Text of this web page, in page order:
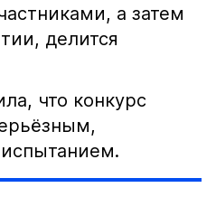
а затем
делится
что конкурс